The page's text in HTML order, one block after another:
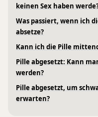
keinen Sex haben
Was passiert, wenn ich
absetze?
Kann ich die Pille
Pille abgesetzt: Kann
werden?
Pille abgesetzt, um
erwarten?